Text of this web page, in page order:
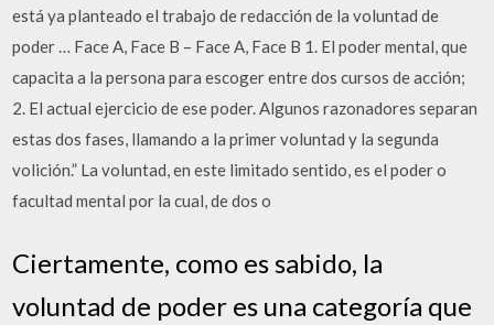
está ya planteado el trabajo de redacción de la voluntad de
poder … Face A, Face B – Face A, Face B 1. El poder mental, que
capacita a la persona para escoger entre dos cursos de acción;
2. El actual ejercicio de ese poder. Algunos razonadores separan
estas dos fases, llamando a la primer voluntad y la segunda
volición.” La voluntad, en este limitado sentido, es el poder o
facultad mental por la cual, de dos o
Ciertamente, como es sabido, la
voluntad de poder es una categoría que